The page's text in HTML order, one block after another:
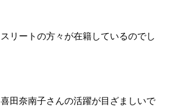
リートの方々が在籍しているのでし
田奈南子さんの活躍が目ざましいで